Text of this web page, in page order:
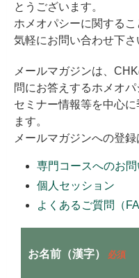
とうございます。
ホメオパシーに関する
気軽にお問い合わせ下さ
メールマガジンは、
問にお答えするホメオパ
セミナー情報等を中心
ます。
メールマガジンへの登録
専門コースへのお
個人セッション
よくあるご質問（
お名前（漢字） 必須